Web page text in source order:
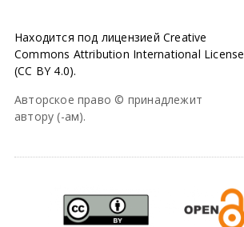
Находится под лицензией Creative
Commons Attribution International License
(CC BY 4.0).
Авторское право © принадлежит
автору (-ам).